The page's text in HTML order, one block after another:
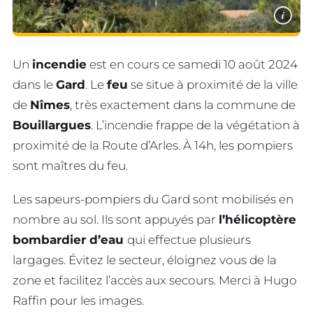
i
Un incendie est en cours ce samedi 10 août 2024
dans le Gard. Le feu se situe à proximité de la ville
de Nîmes, très exactement dans la commune de
Bouillargues. L’incendie frappe de la végétation à
proximité de la Route d’Arles. À 14h, les pompiers
sont maîtres du feu.
Les sapeurs-pompiers du Gard sont mobilisés en
nombre au sol. Ils sont appuyés par l’hélicoptère
bombardier d’eau qui effectue plusieurs
largages. Évitez le secteur, éloignez vous de la
zone et facilitez l’accès aux secours. Merci à Hugo
Raffin pour les images.